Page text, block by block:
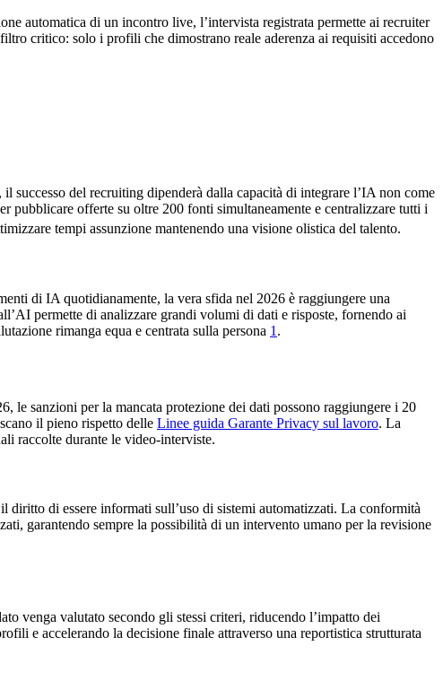
automatica di un incontro live, l’intervista registrata permette ai recruiter
critico: solo i profili che dimostrano reale aderenza ai requisiti accedono
successo del recruiting dipenderà dalla capacità di integrare l’IA non come
pubblicare offerte su oltre 200 fonti simultaneamente e centralizzare tutti i
tempi assunzione mantenendo una visione olistica del talento.
di IA quotidianamente, la vera sfida nel 2026 è raggiungere una
permette di analizzare grandi volumi di dati e risposte, fornendo ai
rimanga equa e centrata sulla persona 1 .
le sanzioni per la mancata protezione dei dati possono raggiungere i 20
il pieno rispetto delle Linee guida Garante Privacy sul lavoro. La
raccolte durante le video-interviste.
diritto di essere informati sull’uso di sistemi automatizzati. La conformità
garantendo sempre la possibilità di un intervento umano per la revisione
venga valutato secondo gli stessi criteri, riducendo l’impatto dei
e accelerando la decisione finale attraverso una reportistica strutturata